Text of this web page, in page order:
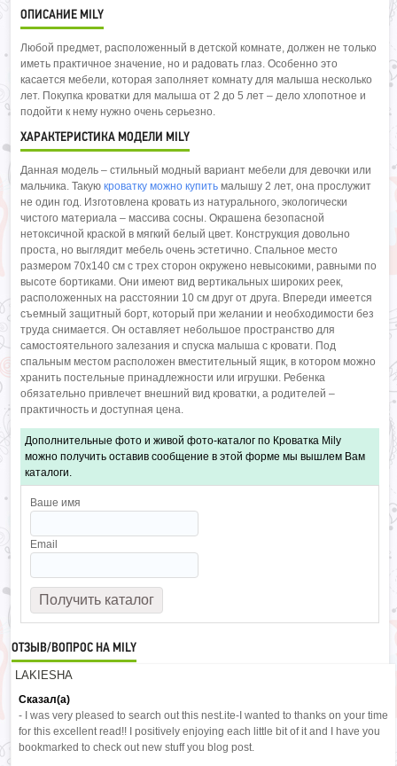
ОПИСАНИЕ MILY
Любой предмет, расположенный в детской комнате, должен не только
иметь практичное значение, но и радовать глаз. Особенно это
касается мебели, которая заполняет комнату для малыша несколько
лет. Покупка кроватки для малыша от 2 до 5 лет – дело хлопотное и
подойти к нему нужно очень серьезно.
ХАРАКТЕРИСТИКА МОДЕЛИ MILY
Данная модель – стильный модный вариант мебели для девочки или
мальчика. Такую кроватку можно купитьмалышу 2 лет, она прослужит
не один год. Изготовлена кровать из натурального, экологически
чистого материала – массива сосны. Окрашена безопасной
нетоксичной краской в мягкий белый цвет. Конструкция довольно
проста, но выглядит мебель очень эстетично. Спальное место
размером 70х140 см с трех сторон окружено невысокими, равными по
высоте бортиками. Они имеют вид вертикальных широких реек,
расположенных на расстоянии 10 см друг от друга. Впереди имеется
съемный защитный борт, который при желании и необходимости без
труда снимается. Он оставляет небольшое пространство для
самостоятельного залезания и спуска малыша с кровати. Под
спальным местом расположен вместительный ящик, в котором можно
хранить постельные принадлежности или игрушки. Ребенка
обязательно привлечет внешний вид кроватки, а родителей –
практичность и доступная цена.
Дополнительные фото и живой фото-каталог по Кроватка Mily
можно получить оставив сообщение в этой форме мы вышлем Вам
каталоги.
Ваше имя
Email
ОТЗЫВ/ВОПРОС НА MILY
LAKIESHA
Сказал(а)
- I was very pleased to search out this nest.ite-I wanted to thanks on your time
for this excellent read!! I positively enjoying each little bit of it and I have you
bookmarked to check out new stuff you blog post.